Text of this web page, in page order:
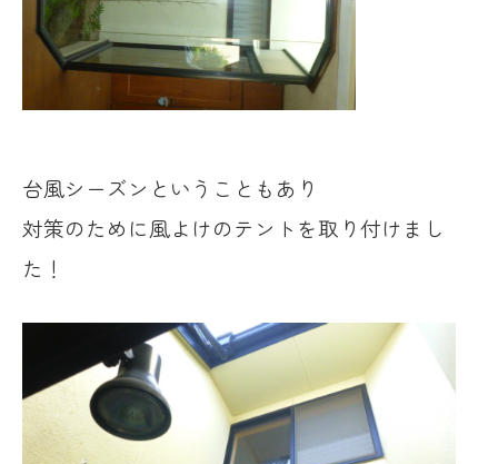
台風シーズンということもあり
対策のために風よけのテントを取り付けまし
た！